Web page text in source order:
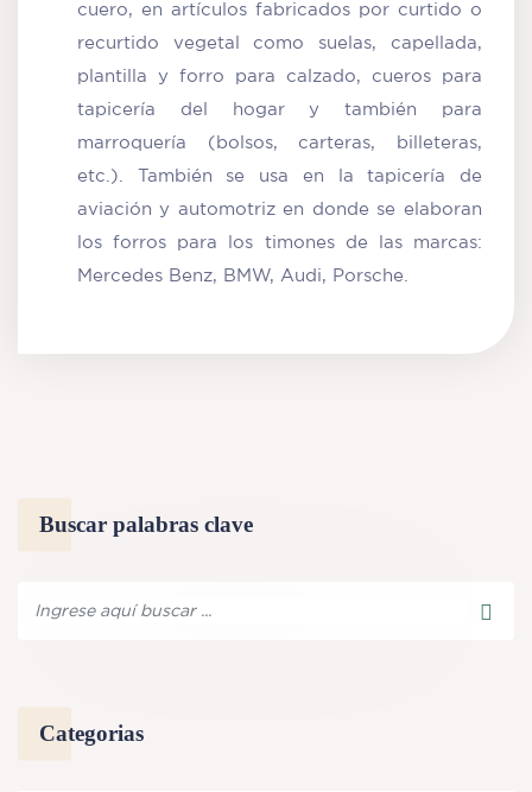
cuero, en artículos fabricados por curtido o
recurtido vegetal como suelas, capellada,
plantilla y forro para calzado, cueros para
tapicería del hogar y también para
marroquería (bolsos, carteras, billeteras,
etc.). También se usa en la tapicería de
aviación y automotriz en donde se elaboran
los forros para los timones de las marcas:
Mercedes Benz, BMW, Audi, Porsche.
Buscar palabras clave
Categorias